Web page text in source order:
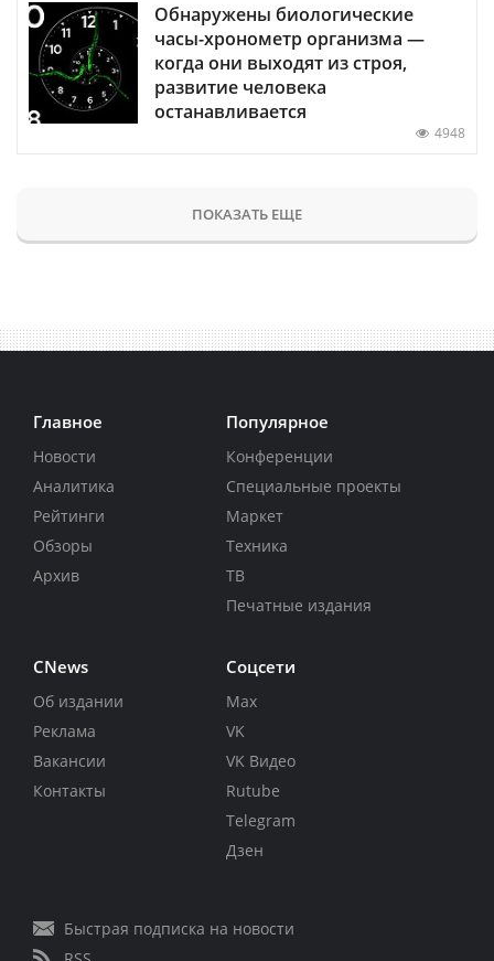
Обнаружены биологические
часы-хронометр организма —
когда они выходят из строя,
развитие человека
останавливается
4948
ПОКАЗАТЬ ЕЩЕ
Главное
Новости
Аналитика
Рейтинги
Обзоры
Архив
Популярное
Конференции
Специальные проекты
Маркет
Техника
ТВ
Печатные издания
CNews
Об издании
Реклама
Вакансии
Контакты
Соцсети
Max
VK
VK Видео
Rutube
Telegram
Дзен
Быстрая подписка на новости